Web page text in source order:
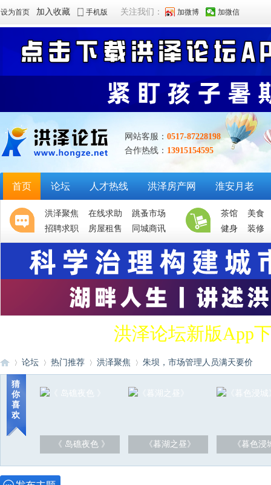
设为首页 加入收藏 手机版 关注我们： 加微博 加微信
网站客服： 0517-87228198
合作热线： 13915154595
首页 论坛 人才热线 洪泽房产网 淮安月老
洪泽聚焦 在线求助
跳蚤市场
招聘求职
房屋租售 同城商讯
茶馆
美食
健身
装修
洪泽论坛新版App
»
论坛 热门推荐 洪泽聚焦 朱坝，市场管理人员满天要价
猜
你
喜
欢
《 岛礁夜色 》 《暮湖之昼》 《暮色浸